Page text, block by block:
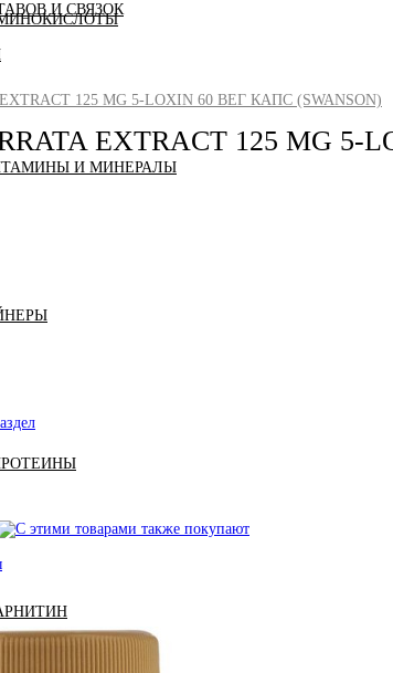
И МИНЕРАЛЫ
И СВЯЗОК
125 MG 5-LOXIN 60 ВЕГ КАПС (SWANSON)
EXTRACT 125 MG